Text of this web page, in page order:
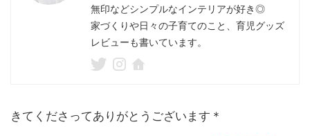
無印などシンプルなインテリアが好き◎
家づくりや日々の子育てのこと、育児グッズ
レビューも書いています。
きてくださってありがとうございます＊